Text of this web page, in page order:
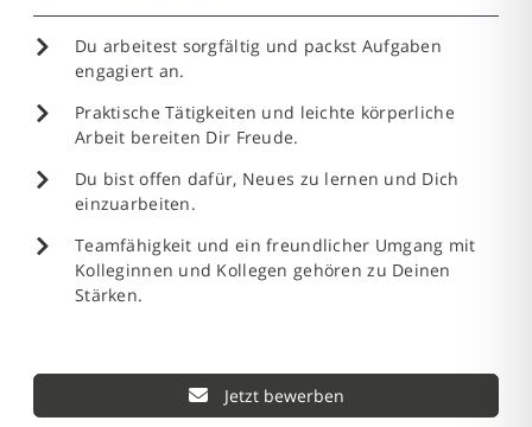
Du arbeitest sorgfältig und packst Aufgaben
engagiert an.
Praktische Tätigkeiten und leichte körperliche
Arbeit bereiten Dir Freude.
Du bist offen dafür, Neues zu lernen und Dich
einzuarbeiten.
Teamfähigkeit und ein freundlicher Umgang mit
Kolleginnen und Kollegen gehören zu Deinen
Stärken.
Jetzt bewerben